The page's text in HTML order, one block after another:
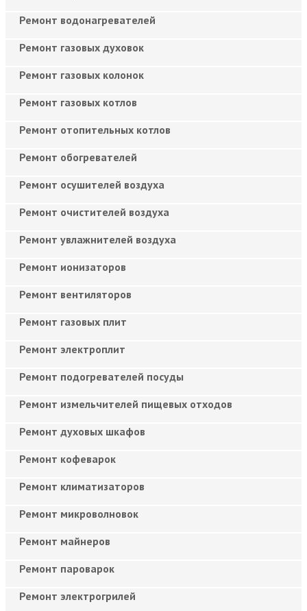
Ремонт водонагревателей
Ремонт газовых духовок
Ремонт газовых колонок
Ремонт газовых котлов
Ремонт отопительных котлов
Ремонт обогревателей
Ремонт осушителей воздуха
Ремонт очистителей воздуха
Ремонт увлажнителей воздуха
Ремонт ионизаторов
Ремонт вентиляторов
Ремонт газовых плит
Ремонт электроплит
Ремонт подогревателей посуды
Ремонт измельчителей пищевых отходов
Ремонт духовых шкафов
Ремонт кофеварок
Ремонт климатизаторов
Ремонт микроволновок
Ремонт майнеров
Ремонт пароварок
Ремонт электрогрилей